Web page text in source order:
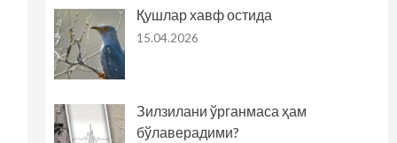
Қушлар хавф остида
15.04.2026
Зилзилани ўрганмаса ҳам
бўлаверадими?